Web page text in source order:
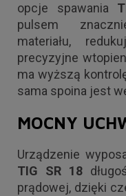
opcje spawania
pulsem
materiału,
precyzyjne
ma wyższą
sama spoina jest
MOCNY
Urządzenie
TIG SR 18
prądowej, dzięki